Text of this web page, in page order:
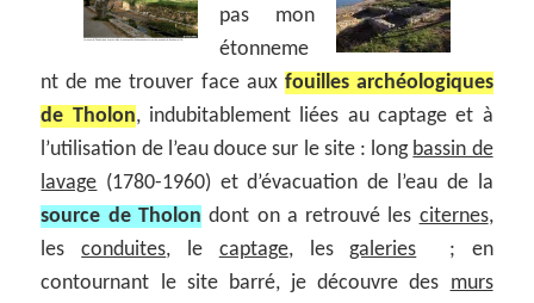
pas mon
étonneme
nt de me trouver face aux fouilles archéologiques
de Tholon, indubitablement liées au captage et à
l’utilisation de l’eau douce sur le site : long bassin de
lavage (1780-1960) et d’évacuation de l’eau de la
source de Tholon dont on a retrouvé les citernes,
lesconduites, le captage, les galeries ; en
contournant le site barré, je découvre des murs